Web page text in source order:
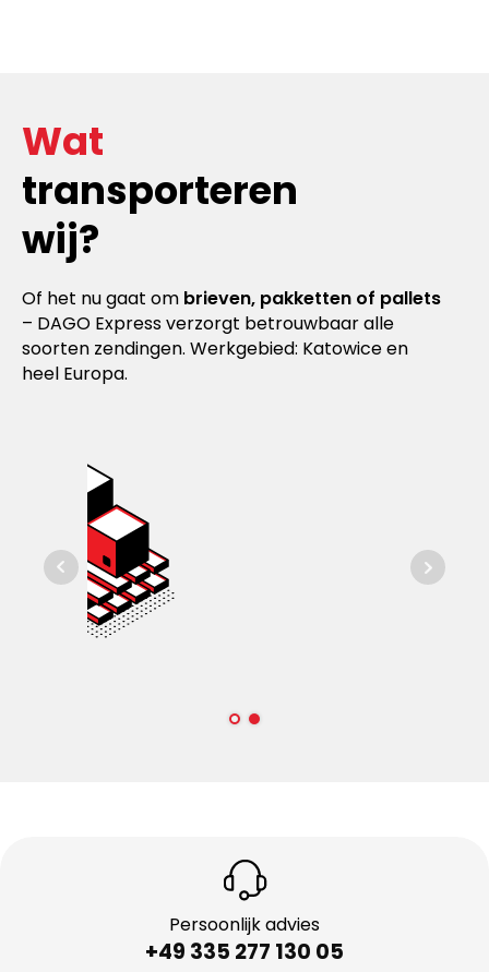
Wat
transporteren
wij?
Of het nu gaat om brieven, pakketten of pallets
– DAGO Express verzorgt betrouwbaar alle
soorten zendingen. Werkgebied: Katowice en
heel Europa.